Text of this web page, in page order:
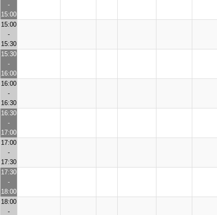
-
15:00
15:00
-
15:30
15:30
-
16:00
16:00
-
16:30
16:30
-
17:00
17:00
-
17:30
17:30
-
18:00
18:00
-